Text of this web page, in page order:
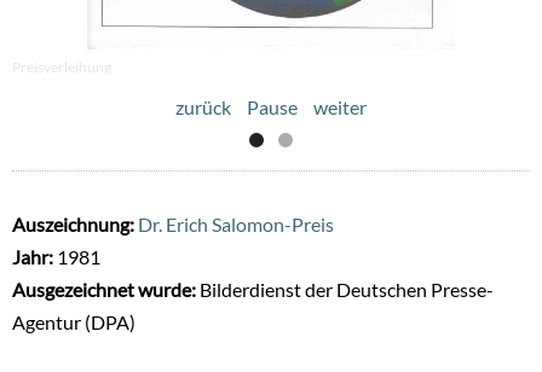
Preisverleihung
zurück Pause weiter
Auszeichnung: Dr. Erich Salomon-Preis
Jahr: 1981
Ausgezeichnet wurde: Bilderdienst der Deutschen Presse-
Agentur (DPA)